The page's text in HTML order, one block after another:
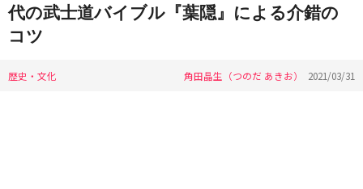
代の武士道バイブル『葉隠』による介錯の
コツ
歴史・文化 角田晶生（つのだ あきお） 2021/03/31